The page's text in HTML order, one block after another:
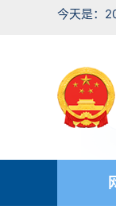
今天是：